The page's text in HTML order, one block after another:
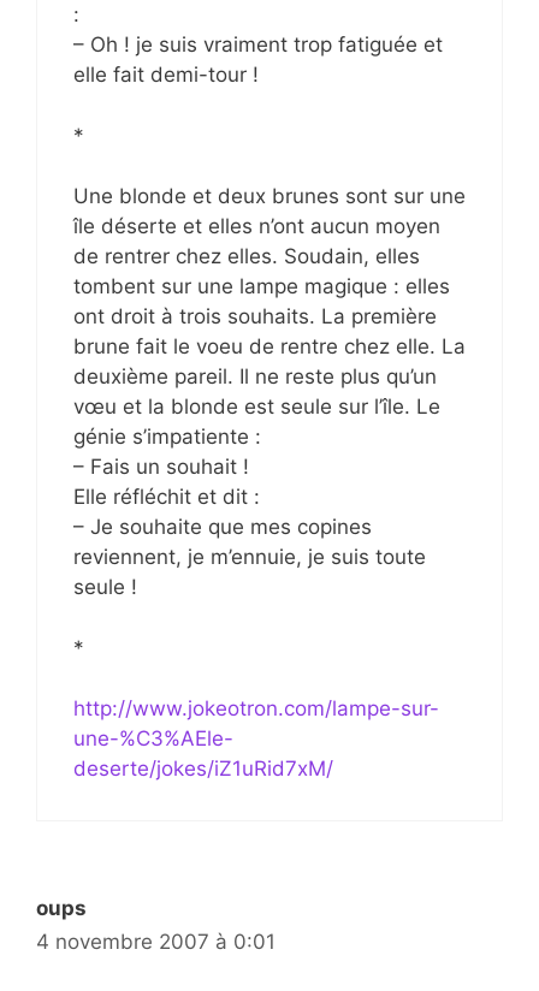
:
– Oh ! je suis vraiment trop fatiguée et
elle fait demi-tour !
*
Une blonde et deux brunes sont sur une
île déserte et elles n’ont aucun moyen
de rentrer chez elles. Soudain, elles
tombent sur une lampe magique : elles
ont droit à trois souhaits. La première
brune fait le voeu de rentre chez elle. La
deuxième pareil. Il ne reste plus qu’un
vœu et la blonde est seule sur l’île. Le
génie s’impatiente :
– Fais un souhait !
Elle réfléchit et dit :
– Je souhaite que mes copines
reviennent, je m’ennuie, je suis toute
seule !
*
http://www.jokeotron.com/lampe-sur-
une-%C3%AEle-
deserte/jokes/iZ1uRid7xM/
oups
4 novembre 2007 à 0:01